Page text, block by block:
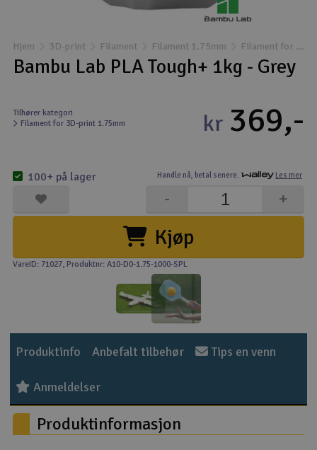
Droner
Fly
Helikopter
Kamerautstyr
Modellbygging, LEGO & byggesett
Modelljernbane
Motor & tilbehør
Outlet
Radioutstyr
Raketter
Hjem 3D-print Filament Filament 1.75mm Filament for 3D-print 1.75mm
Bambu Lab PLA Tough+ 1kg - Grey
Tilhører kategori
Filament for 3D-print 1.75mm
Handle nå, betal senere. Les mer
kr 369,-
Kjøp
+
-
100+ på lager
VareID: 71027, Produktnr: A10-D0-1.75-1000-SPL
Produktinfo Anbefalt tilbehør Tips en venn
Anmeldelser
Produktinformasjon